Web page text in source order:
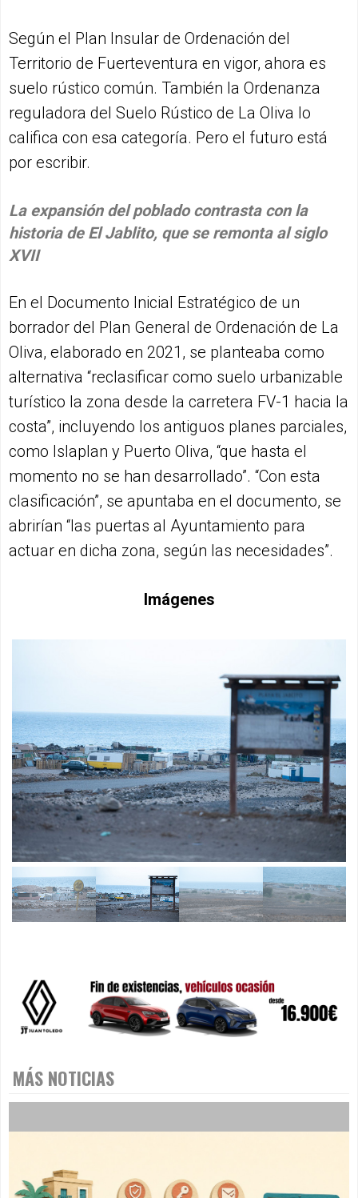
Según el Plan Insular de Ordenación del
Territorio de Fuerteventura en vigor, ahora es
suelo rústico común. También la Ordenanza
reguladora del Suelo Rústico de La Oliva lo
califica con esa categoría. Pero el futuro está
por escribir.
La expansión del poblado contrasta con la
historia de El Jablito, que se remonta al siglo
XVII
En el Documento Inicial Estratégico de un
borrador del Plan General de Ordenación de La
Oliva, elaborado en 2021, se planteaba como
alternativa “reclasificar como suelo urbanizable
turístico la zona desde la carretera FV-1 hacia la
costa”, incluyendo los antiguos planes parciales,
como Islaplan y Puerto Oliva, “que hasta el
momento no se han desarrollado”. “Con esta
clasificación”, se apuntaba en el documento, se
abrirían “las puertas al Ayuntamiento para
actuar en dicha zona, según las necesidades”.
Imágenes
MÁS NOTICIAS